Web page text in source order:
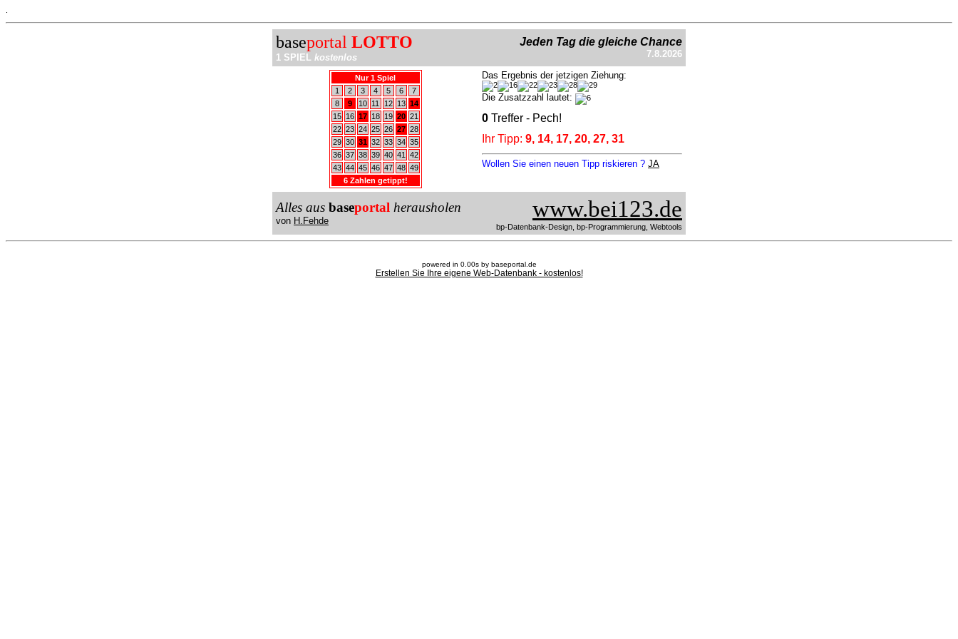
baseportal LOTTO
1 SPIEL kostenlos
Jeden Tag die gleiche Chance
7.8.2026
Nur 1 Spiel
1
2 3 4 5 6
7
8
9 10 11 12 13 14
15
16 17 18 19 20 21
22 23 24 25 26 27 28
29 30 31 32 33 34 35
36 37 38 39 40 41
42
43 44 45 46 47 48 49
6 Zahlen getippt!
Das Ergebnis der jetzigen Ziehung:
Die Zusatzzahl lautet:
0 Treffer - Pech!
Ihr Tipp: 9, 14, 17, 20, 27, 31
Wollen Sie einen neuen Tipp riskieren ? JA
Alles aus baseportal herausholen
von H.Fehde www.bei123.de
bp-Datenbank-Design, bp-Programmierung, Webtools
powered in 0.00s by baseportal.de
Erstellen Sie Ihre eigene Web-Datenbank - kostenlos!